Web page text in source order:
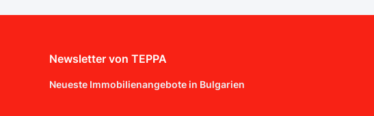
Newsletter von TEPPA
Neueste Immobilienangebote in Bulgarien